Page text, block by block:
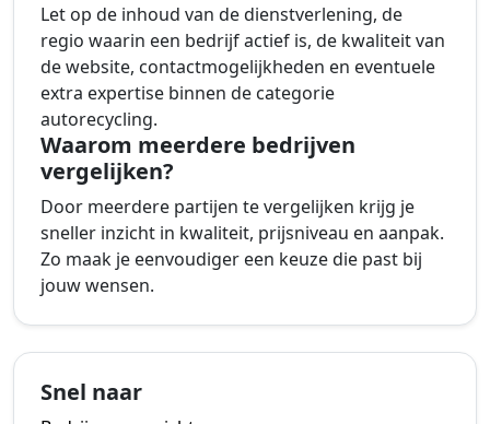
Let op de inhoud van de dienstverlening, de
regio waarin een bedrijf actief is, de kwaliteit van
de website, contactmogelijkheden en eventuele
extra expertise binnen de categorie
autorecycling.
Waarom meerdere bedrijven
vergelijken?
Door meerdere partijen te vergelijken krijg je
sneller inzicht in kwaliteit, prijsniveau en aanpak.
Zo maak je eenvoudiger een keuze die past bij
jouw wensen.
Snel naar